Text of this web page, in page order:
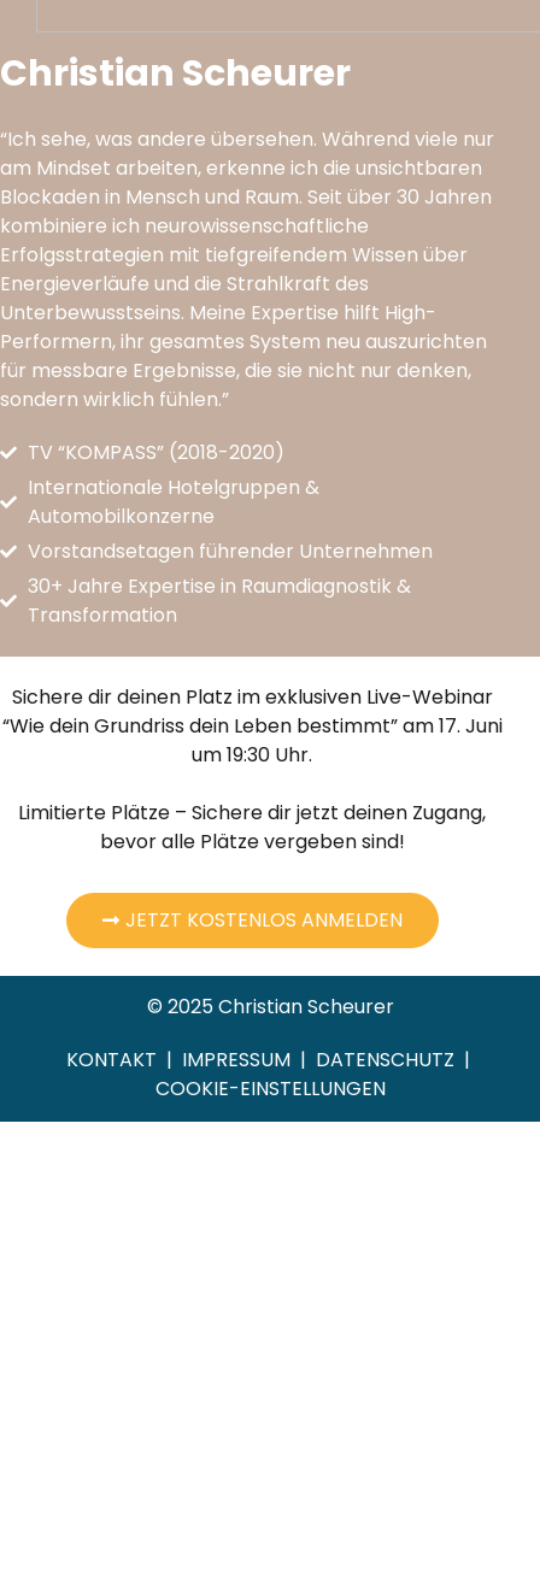
Christian Scheurer
“Ich sehe, was andere übersehen. Während viele nur
am Mindset arbeiten, erkenne ich die unsichtbaren
Blockaden in Mensch und Raum. Seit über 30 Jahren
kombiniere ich neurowissenschaftliche
Erfolgsstrategien mit tiefgreifendem Wissen über
Energieverläufe und die Strahlkraft des
Unterbewusstseins. Meine Expertise hilft High-
Performern, ihr gesamtes System neu auszurichten
für messbare Ergebnisse, die sie nicht nur denken,
sondern wirklich fühlen.”
TV “KOMPASS” (2018-2020)
Internationale Hotelgruppen &
Automobilkonzerne
Vorstandsetagen führender Unternehmen
30+ Jahre Expertise in Raumdiagnostik &
Transformation
Sichere dir deinen Platz im exklusiven Live-Webinar
“Wie dein Grundriss dein Leben bestimmt” am 17. Juni
um 19:30 Uhr.
Limitierte Plätze – Sichere dir jetzt deinen Zugang,
bevor alle Plätze vergeben sind!
JETZT KOSTENLOS ANMELDEN
© 2025 Christian Scheurer
KONTAKT | IMPRESSUM | DATENSCHUTZ |
COOKIE-EINSTELLUNGEN